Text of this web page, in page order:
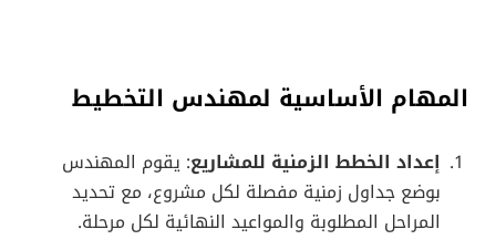
المهام الأساسية لمهندس التخطيط
إعداد الخطط الزمنية للمشاريع: يقوم المهندس
بوضع جداول زمنية مفصلة لكل مشروع، مع تحديد
المراحل المطلوبة والمواعيد النهائية لكل مرحلة.